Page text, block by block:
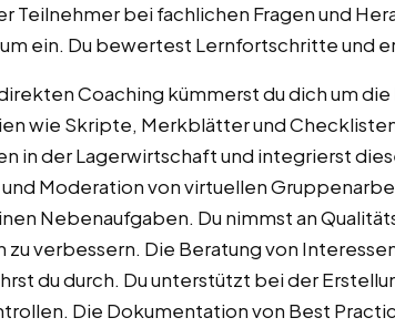
Teilnehmer bei fachlichen Fragen und
ein. Du bewertest Lernfortschritte und
Coaching kümmerst du dich um
wie Skripte, Merkblätter und
in der Lagerwirtschaft und integrierst
Moderation von virtuellen
Nebenaufgaben. Du nimmst an
zu verbessern. Die Beratung von
du durch. Du unterstützt bei der
Die Dokumentation von Best